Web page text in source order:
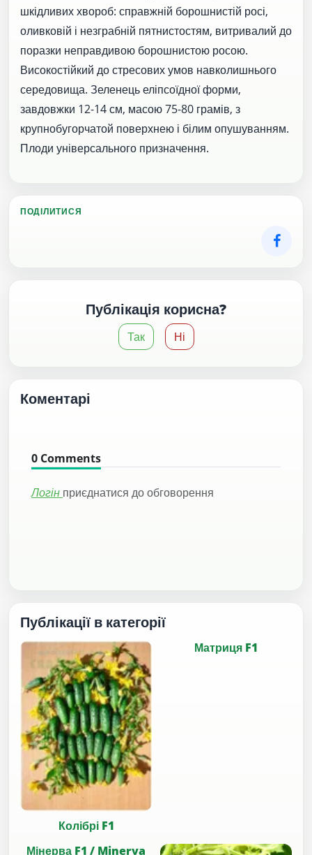
шкідливих хвороб: справжній борошнистій росі,
оливковій і незграбній пятнистостям, витривалий до
поразки неправдивою борошнистою росою.
Високостійкий до стресових умов навколишнього
середовища. Зеленець еліпсоїдної форми,
завдовжки 12-14 см, масою 75-80 грамів, з
крупнобугорчатой поверхнею і білим опушуванням.
Плоди універсального призначення.
ПОДІЛИТИСЯ
Публікація корисна?
Так Ні
Коментарі
0 Comments
Логін приєднатися до обговорення
Публікації в категорії
Колібрі F1
Матриця F1
Мінерва F1 / Minerva